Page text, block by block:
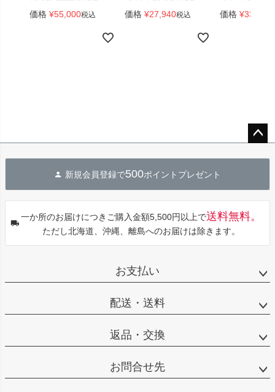
価格 ¥55,000税込 価格 ¥27,940税込 価格 ¥33,440
へ
新規会員登録で500ポイントプレゼント
一か所のお届けにつきご購入金額5,500円以上で送料無料。
ただし北海道、沖縄、離島へのお届けは除きます。
お支払い
配送・送料
返品・交換
お問合せ先